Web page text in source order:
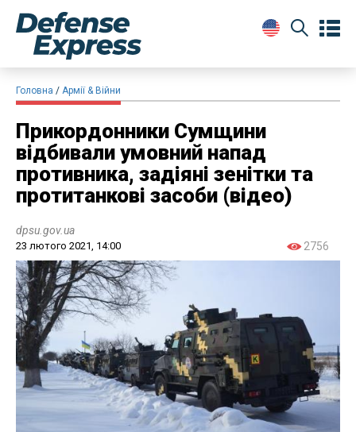
Головна Армії & Війни
​Прикордонники Сумщини
відбивали умовний напад
противника, задіяні зенітки та
протитанкові засоби (відео)
dpsu.gov.ua
23 лютого 2021, 14:00 2756